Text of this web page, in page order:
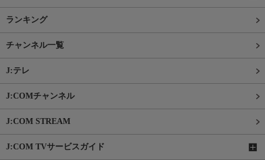
ランキング
チャンネル一覧
J:テレ
J:COMチャンネル
J:COM STREAM
J:COM TVサービスガイド